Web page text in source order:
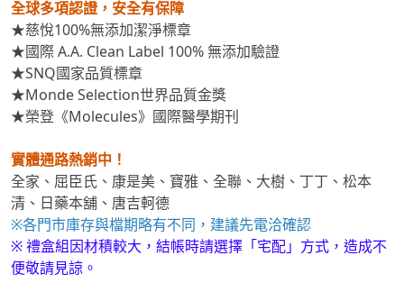
★慈悅100%無添加潔淨標章
★國際 A.A. Clean Label 100% 無添加驗證
★SNQ國家品質標章
★Monde Selection世界品質金獎
★榮登《Molecules》國際醫學期刊
全家、屈臣氏、康是美、寶雅、全聯、大樹、丁丁、松本
清、日藥本舖、唐吉軻德
※各門市庫存與檔期略有不同，建議先電洽確認
※ 禮盒組因材積較大，結帳時請選擇「宅配」方式，造成不
便敬請見諒。